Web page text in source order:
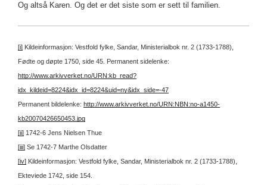
Og altså Karen. Og det er det siste som er sett til familien.
[i] Kildeinformasjon: Vestfold fylke, Sandar, Ministerialbok nr. 2 (1733-1788),
Fødte og døpte 1750, side 45. Permanent sidelenke:
http://www.arkivverket.no/URN:kb_read?
idx_kildeid=8224&idx_id=8224&uid=ny&idx_side=-47
Permanent bildelenke: http://www.arkivverket.no/URN:NBN:no-a1450-
kb20070426650453.jpg
[ii] 1742-6 Jens Nielsen Thue
[iii] Se 1742-7 Marthe Olsdatter
[iv] Kildeinformasjon: Vestfold fylke, Sandar, Ministerialbok nr. 2 (1733-1788),
Ekteviede 1742, side 154.